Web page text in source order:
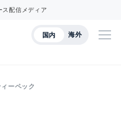
ス配信メディア
国内 海外
ィーペック